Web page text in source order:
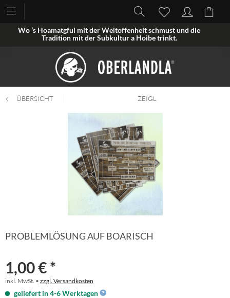
Wo ’s Hoamatgfui mit der Weltoffenheit schmust und die
Tradition mit der Subkultur a Hoibe trinkt.
ÜBERSICHT ZEIGL
PROBLEMLÖSUNG AUF BOARISCH
1,00 € *
inkl. MwSt. • zzgl. Versandkosten
geliefert in 4-6 Werktagen